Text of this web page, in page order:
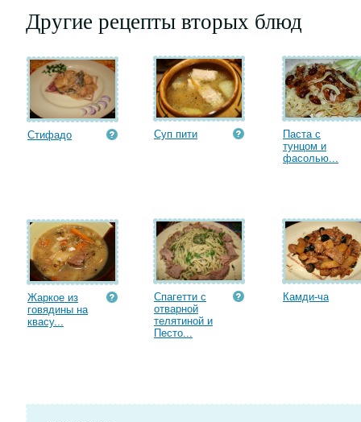
Другие рецепты вторых блюд
Стифадо Суп пити
Паста с
тунцом и
фасолью...
Жаркое из
говядины на
квасу...
Спагетти с
отварной
телятиной и
Песто...
Камди-ча